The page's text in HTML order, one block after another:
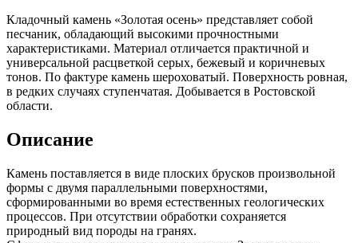
Кладочный камень «Золотая осень» представляет собой
песчаник, обладающий высокими прочностными
характеристиками. Материал отличается практичной и
универсальной расцветкой серых, бежевый и коричневых
тонов. По фактуре камень шероховатый. Поверхность ровная,
в редких случаях ступенчатая. Добывается в Ростовской
области.
Описание
Камень поставляется в виде плоских брусков произвольной
формы с двумя параллельными поверхностями,
сформированными во время естественных геологических
процессов. При отсутствии обработки сохраняется
природный вид породы на гранях.